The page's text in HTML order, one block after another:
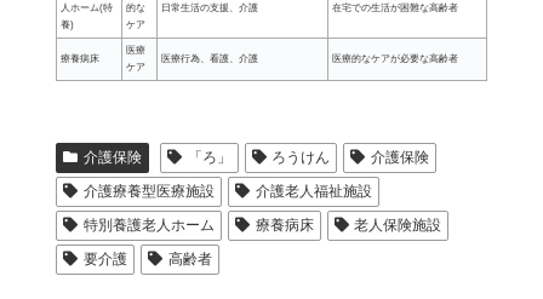
人ホーム(特
養)
的な
ケア
日常生活の支援、介護 在宅での生活が困難な高齢者
療養病床
医療
ケア
医療行為、看護、介護 医療的なケアが必要な高齢者
介護保険 「ろ」 ろうけん
介護保険
介護療養型医療施設
介護老人福祉施設
特別養護老人ホーム
療養病床
老人保険施設
要介護
高齢者